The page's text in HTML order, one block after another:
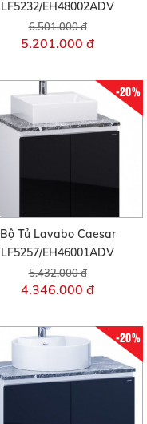
LF5232/EH48002ADV
6.501.000 đ
5.201.000 đ
-20%
Bộ Tủ Lavabo Caesar
LF5257/EH46001ADV
5.432.000 đ
4.346.000 đ
-20%